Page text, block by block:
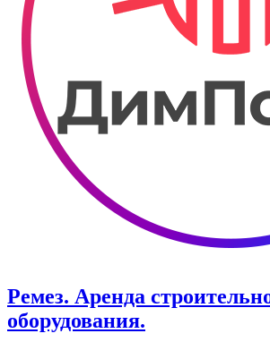
Ремез. Аренда
оборудования.